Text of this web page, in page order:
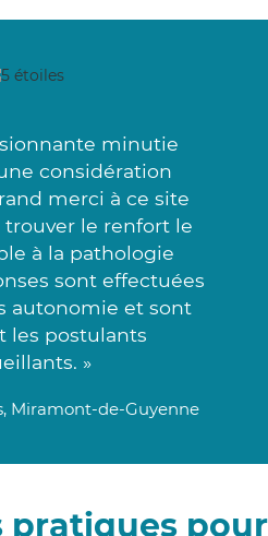
minutie
considération
merci à ce site
le renfort le
à la pathologie
sont effectuées
autonomie et sont
les postulants
»
Miramont-de-Guyenne
pratiques pour